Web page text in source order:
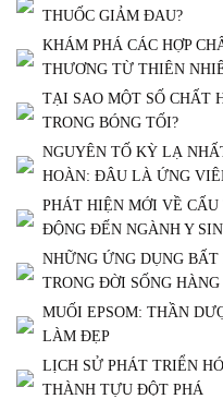
THUỐC GIẢM ĐAU?
KHÁM PHÁ CÁC HỢP
THƯƠNG TỪ THIÊN
TẠI SAO MỘT SỐ CHẤT
TRONG BÓNG TỐI?
NGUYÊN TỐ KỲ LẠ
HOÀN: ĐÂU LÀ ỨNG
PHÁT HIỆN MỚI VỀ
ĐỘNG ĐẾN NGÀNH Y
NHỮNG ỨNG DỤNG
TRONG ĐỜI SỐNG
MUỐI EPSOM: THẦN
LÀM ĐẸP
LỊCH SỬ PHÁT TRIỂN
THÀNH TỰU ĐỘT PHÁ